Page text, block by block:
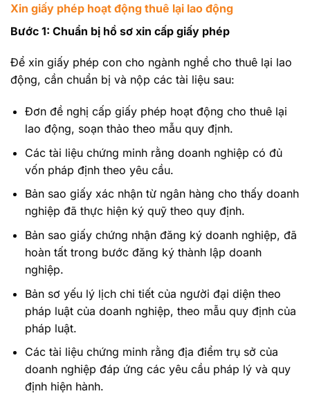
Xin giấy phép hoạt động thuê lại lao động
Bước 1: Chuẩn bị hồ sơ xin cấp giấy phép
Để xin giấy phép con cho ngành nghề cho thuê lại lao
động, cần chuẩn bị và nộp các tài liệu sau:
Đơn đề nghị cấp giấy phép hoạt động cho thuê lại
lao động, soạn thảo theo mẫu quy định.
Các tài liệu chứng minh rằng doanh nghiệp có đủ
vốn pháp định theo yêu cầu.
Bản sao giấy xác nhận từ ngân hàng cho thấy doanh
nghiệp đã thực hiện ký quỹ theo quy định.
Bản sao giấy chứng nhận đăng ký doanh nghiệp, đã
hoàn tất trong bước đăng ký thành lập doanh
nghiệp.
Bản sơ yếu lý lịch chi tiết của người đại diện theo
pháp luật của doanh nghiệp, theo mẫu quy định của
pháp luật.
Các tài liệu chứng minh rằng địa điểm trụ sở của
doanh nghiệp đáp ứng các yêu cầu pháp lý và quy
định hiện hành.